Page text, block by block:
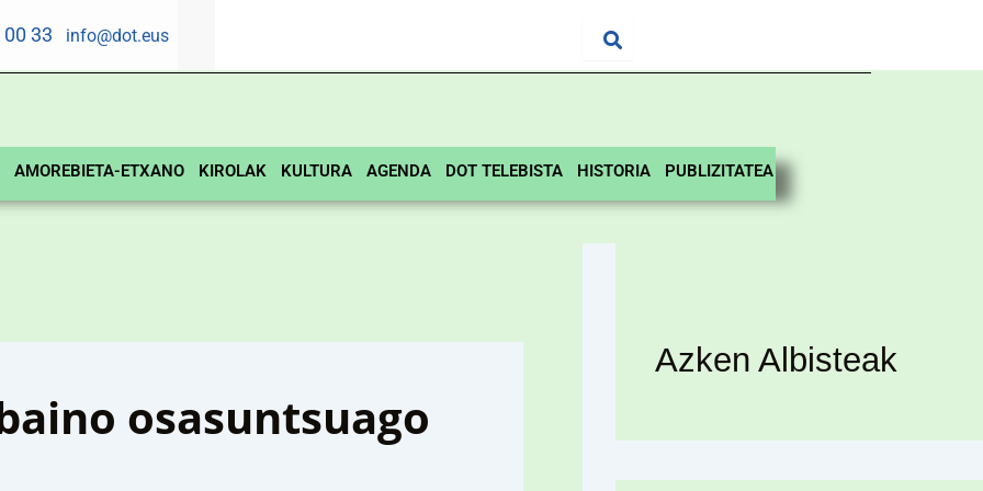
00 33 info@dot.eus
AMOREBIETA-ETXANO KIROLAK KULTURA AGENDA DOT TELEBISTA HISTORIA PUBLIZITATEA
osasuntsuago
Azken Albisteak